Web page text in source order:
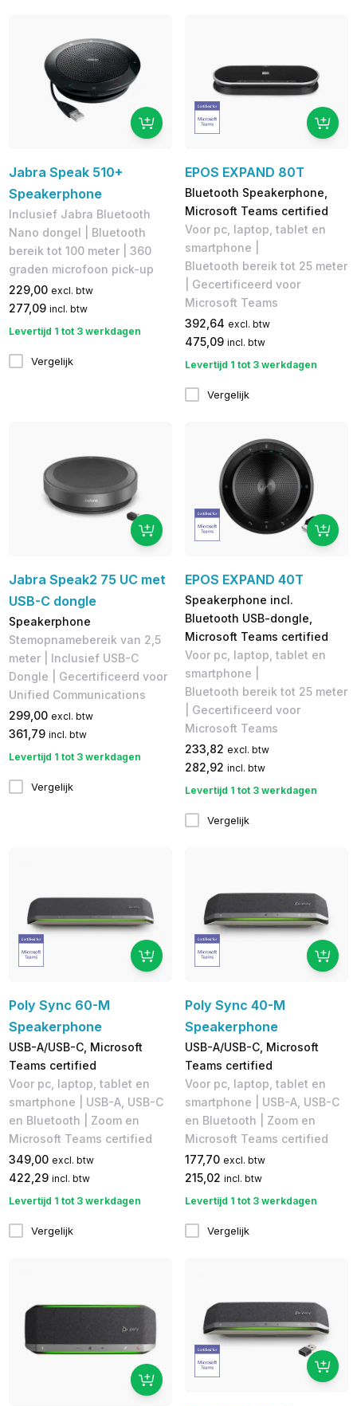
Jabra Speak 510+
Speakerphone
Inclusief Jabra Bluetooth
Nano dongel | Bluetooth
bereik tot 100 meter | 360
graden microfoon pick-up
229,00 excl. btw
277,09 incl. btw
Levertijd 1 tot 3 werkdagen
Vergelijk
EPOS EXPAND 80T
Bluetooth Speakerphone,
Microsoft Teams certified
Voor pc, laptop, tablet en
smartphone |
Bluetooth bereik tot 25 meter
| Gecertificeerd voor
Microsoft Teams
392,64 excl. btw
475,09 incl. btw
Levertijd 1 tot 3 werkdagen
Vergelijk
Jabra Speak2 75 UC met
USB-C dongle
Speakerphone
Stemopnamebereik van 2,5
meter | Inclusief USB-C
Dongle | Gecertificeerd voor
Unified Communications
299,00 excl. btw
361,79 incl. btw
Levertijd 1 tot 3 werkdagen
Vergelijk
EPOS EXPAND 40T
Speakerphone incl.
Bluetooth USB-dongle,
Microsoft Teams certified
Voor pc, laptop, tablet en
smartphone |
Bluetooth bereik tot 25 meter
| Gecertificeerd voor
Microsoft Teams
233,82 excl. btw
282,92 incl. btw
Levertijd 1 tot 3 werkdagen
Vergelijk
Poly Sync 60-M
Speakerphone
USB-A/USB-C, Microsoft
Teams certified
Voor pc, laptop, tablet en
smartphone | USB-A, ​USB-C
en Bluetooth | Zoom en
Microsoft Teams certified
349,00 excl. btw
422,29 incl. btw
Levertijd 1 tot 3 werkdagen
Vergelijk
Poly Sync 40-M
Speakerphone
USB-A/USB-C, Microsoft
Teams certified
Voor pc, laptop, tablet en
smartphone | USB-A, ​USB-C
en Bluetooth | Zoom en
Microsoft Teams certified
177,70 excl. btw
215,02 incl. btw
Levertijd 1 tot 3 werkdagen
Vergelijk